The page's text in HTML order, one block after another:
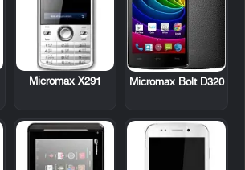
Micromax Bolt D320
Micromax X291